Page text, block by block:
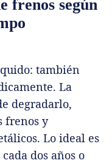
frenos según
también
La
degradarlo,
frenos y
Lo ideal es
dos años o